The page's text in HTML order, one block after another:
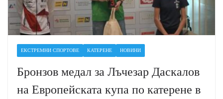
ЕКСТРЕМНИ СПОРТОВЕ КАТЕРЕНЕ НОВИНИ
Бронзов медал за Лъчезар Даскалов
на Европейската купа по катерене в